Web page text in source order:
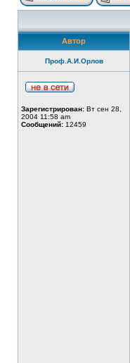
Автор
Проф.А.И.Орлов
Зарегистрирован: Вт сен 28,
2004 11:58 am
Сообщений: 12459